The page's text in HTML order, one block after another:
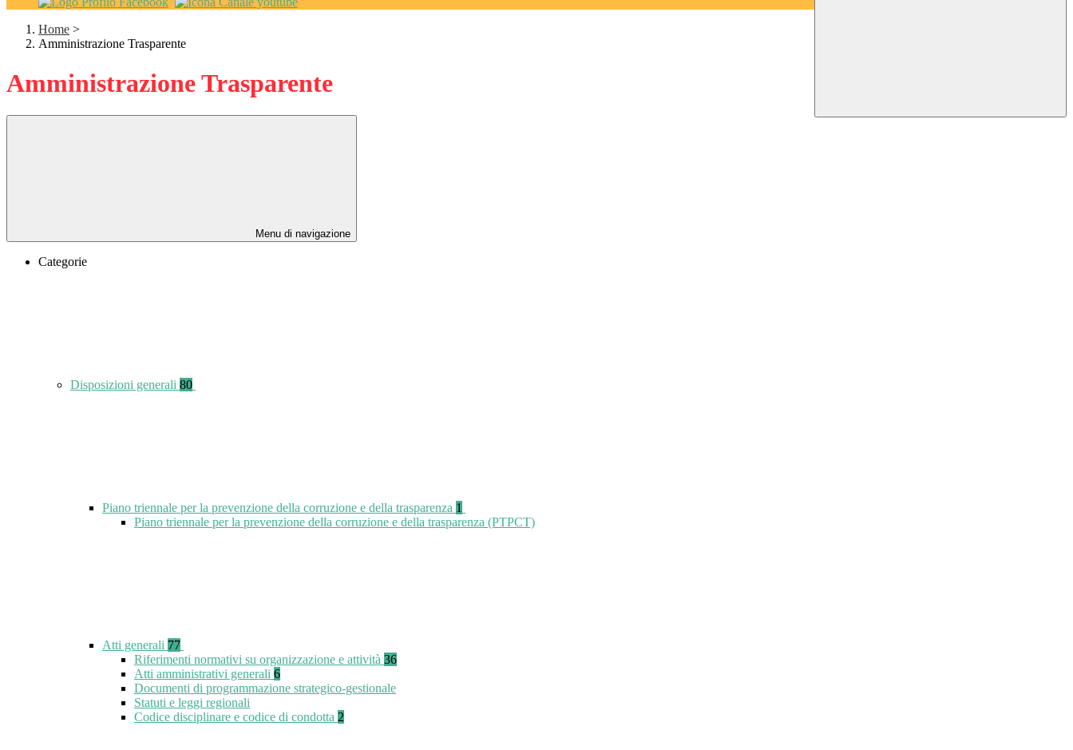
Home >
Amministrazione Trasparente
Amministrazione Trasparente
Menu di navigazione
Categorie
Disposizioni generali 80
Piano triennale per la prevenzione della corruzione e della trasparenza 1
Piano triennale per la prevenzione della corruzione e della trasparenza (PTPCT)
Atti generali 77
Riferimenti normativi su organizzazione e attività 36
Atti amministrativi generali 6
Documenti di programmazione strategico-gestionale
Statuti e leggi regionali
Codice disciplinare e codice di condotta 2